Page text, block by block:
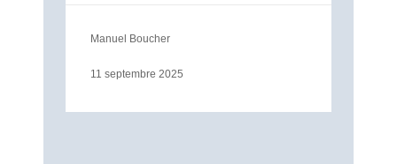
Manuel Boucher
11 septembre 2025